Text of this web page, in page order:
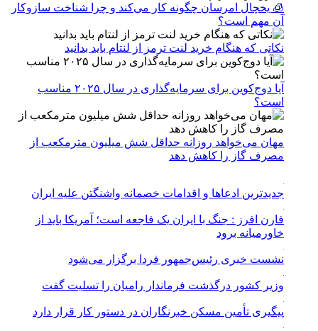
🧊 یخچال امرسان چگونه کار می‌کند و چرا شناخت سازوکار
آن مهم است؟
نکاتی که هنگام خرید لنت ترمز از لنتام باید بدانید
آیا دوج‌کوین برای سرمایه‌گذاری در سال ۲۰۲۵ مناسب
است؟
مهان می‌خواهد روزانه حداقل شش میلیون مترمکعب از
مصرف گاز را کاهش دهد
جدیدترین ادعاها و اقدامات خصمانه واشنگتن علیه ایران
فارن افرز : جنگ با ایران یک فاجعه است؛ آمریکا باید از
خاورمیانه برود
نشست خبری رئیس‌جمهور فردا برگزار می‌شود
وزیر کشور درگذشت فرماندار رامیان را تسلیت گفت
پیگیری تأمین مسکن خبرنگاران در دستور کار قرار دارد